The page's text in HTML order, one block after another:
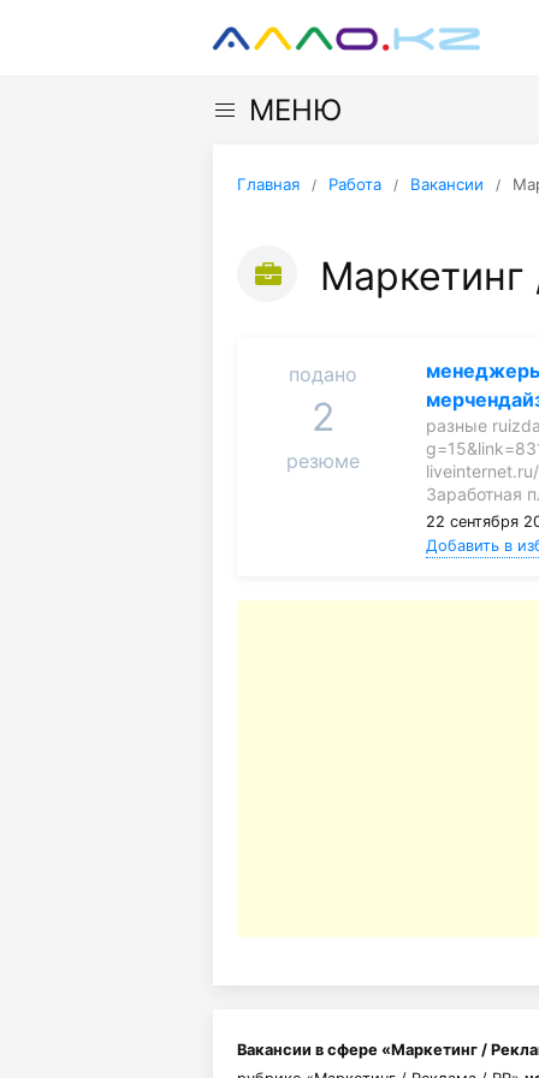
МЕНЮ
Главная Работа Вакансии
Маркетинг
подано
2
резюме
разные
Заработная
22 сентября
Добавить в
Вакансии в сфере «Маркетинг /